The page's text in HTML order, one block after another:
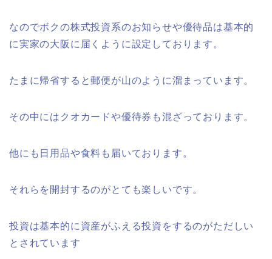
なのでボクの株式投資系のお知らせや優待品は基本的
に実家の大阪に届くように設定しております。
たまに帰省すると郵便が山のように溜まっています。
その中にはクオカードや優待券も混ざっております。
他にも日用品や食料も届いております。
それらを開封するのがとても楽しいです。
投資は基本的に資産がふえる投資をするのがただしい
とされています